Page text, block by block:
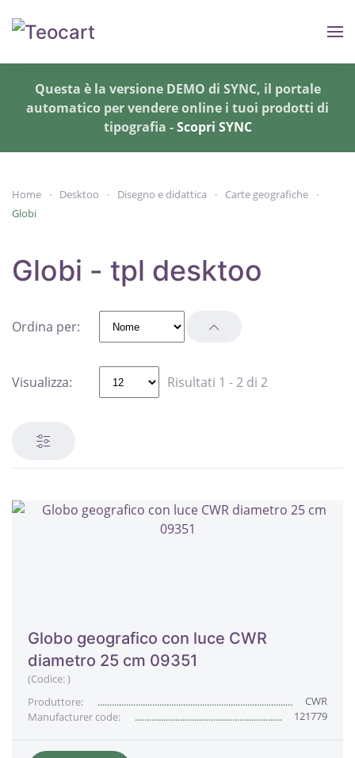
Skip to main content
Questa è la versione DEMO di SYNC, il portale
automatico per vendere online i tuoi prodotti di
tipografia -Scopri SYNC
Home Desktoo Disegno e didattica
Carte geografiche
Globi
Globi - tpl desktoo
Ordina per:
Visualizza: Risultati 1 - 2 di 2
Globo geografico con luce CWR
diametro 25 cm 09351
(Codice:)
Produttore:
CWR
Manufacturer code:
121779